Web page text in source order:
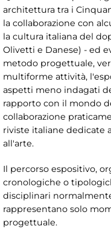
architettura tra i
la collaborazione con
la cultura italiana del
Olivetti e Danese) - ed
metodo progettuale,
multiforme attività,
aspetti meno indagati
rapporto con il mondo
collaborazione
riviste italiane dedicate
all'arte.
Il percorso espositivo,
cronologiche o
disciplinari
rappresentano solo
progettuale.